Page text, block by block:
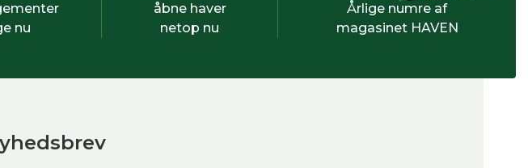
nu
åbne haver
netop nu
Årlige numre af
magasinet HAVEN